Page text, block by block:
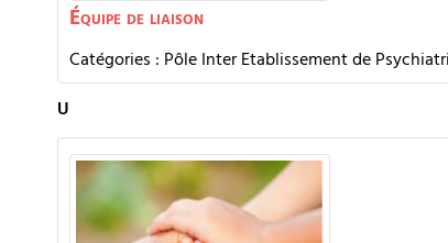
Équipe de liaison
Catégories : Pôle Inter Etablissement de
U